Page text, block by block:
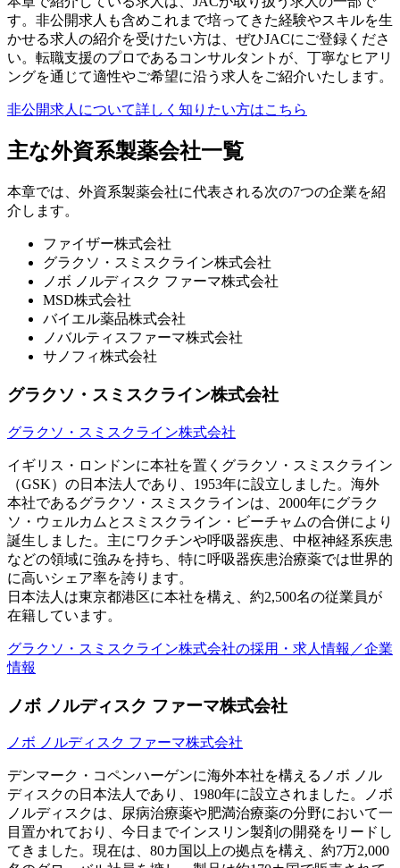
す。非公開求人も含めこれまで培ってきた経験やスキルを生
かせる求人の紹介を受けたい方は、ぜひJACにご登録くださ
い。転職支援のプロであるコンサルタントが、丁寧なヒアリ
ングを通じて適性やご希望に沿う求人をご紹介いたします。
非公開求人について詳しく知りたい方はこちら
主な外資系製薬会社一覧
本章では、外資系製薬会社に代表される次の7つの企業を紹
介します。
ファイザー株式会社
グラクソ・スミスクライン株式会社
ノボ ノルディスク ファーマ株式会社
MSD株式会社
バイエル薬品株式会社
ノバルティスファーマ株式会社
サノフィ株式会社
グラクソ・スミスクライン株式会社
グラクソ・スミスクライン株式会社
イギリス・ロンドンに本社を置くグラクソ・スミスクライン
（GSK）の日本法人であり、1953年に設立しました。海外
本社であるグラクソ・スミスクラインは、2000年にグラク
ソ・ウェルカムとスミスクライン・ビーチャムの合併により
誕生しました。主にワクチンや呼吸器疾患、中枢神経系疾患
などの領域に強みを持ち、特に呼吸器疾患治療薬では世界的
に高いシェア率を誇ります。
日本法人は東京都港区に本社を構え、約2,500名の従業員が
在籍しています。
グラクソ・スミスクライン株式会社の採用・求人情報／企業
情報
ノボ ノルディスク ファーマ株式会社
ノボ ノルディスク ファーマ株式会社
デンマーク・コペンハーゲンに海外本社を構えるノボ ノル
ディスクの日本法人であり、1980年に設立されました。ノボ
ノルディスクは、尿病治療薬や肥満治療薬の分野において一
目置かれており、今日までインスリン製剤の開発をリードし
てきました。現在は、80カ国以上の拠点を構え、約7万2,000